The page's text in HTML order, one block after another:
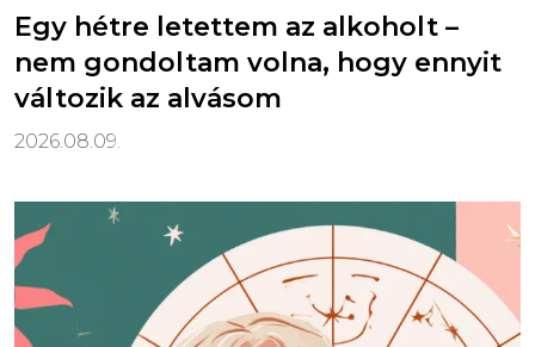
Egy hétre letettem az alkoholt –
nem gondoltam volna, hogy ennyit
változik az alvásom
2026.08.09.